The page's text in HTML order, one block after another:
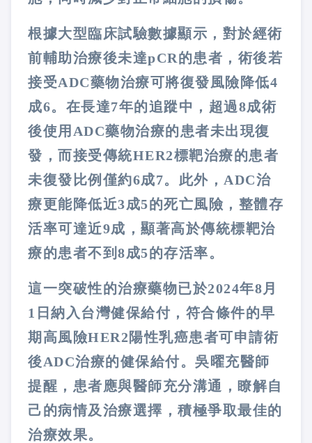
根據大型臨床試驗數據顯示，對於經術
前輔助治療後未達pCR的患者，術後若
接受ADC藥物治療可將復發風險降低4
成6。在長達7年的追蹤中，超過8成術
後使用ADC藥物治療的患者未出現復
發，而接受傳統HER2標靶治療的患者
未復發比例僅約6成7。此外，ADC治
療更能降低近3成5的死亡風險，整體存
活率可達近9成，顯著高於傳統標靶治
療的患者不到8成5的存活率。
這一突破性的治療藥物已於2024年8月
1日納入台灣健保給付，符合條件的早
期高風險HER2陽性乳癌患者可申請術
後ADC治療的健保給付。吳曜充醫師
提醒，患者應與醫師充分溝通，瞭解自
己的病情及治療選擇，積極爭取最佳的
治療效果。